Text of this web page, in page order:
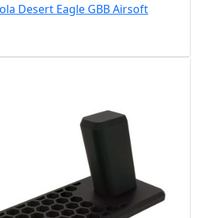
Desert Eagle GBB Airsoft